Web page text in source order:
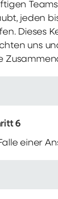
jeden
Dieses
uns
6
einer